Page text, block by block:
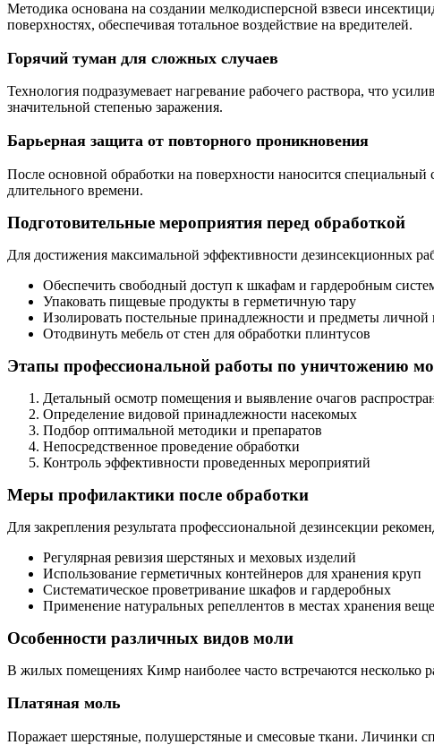
Методика основана на создании мелкодисперсной взвеси
поверхностях, обеспечивая тотальное воздействие на вредителей.
Горячий туман для сложных случаев
Технология подразумевает нагревание рабочего раствора, что
значительной степенью заражения.
Барьерная защита от повторного проникновения
После основной обработки на поверхности наносится
длительного времени.
Подготовительные мероприятия перед обработкой
Для достижения максимальной эффективности дезинсекционных
Обеспечить свободный доступ к шкафам и гардеробным
Упаковать пищевые продукты в герметичную тару
Изолировать постельные принадлежности и предметы личной
Отодвинуть мебель от стен для обработки плинтусов
Этапы профессиональной работы по уничтожению
Детальный осмотр помещения и выявление очагов
Определение видовой принадлежности насекомых
Подбор оптимальной методики и препаратов
Непосредственное проведение обработки
Контроль эффективности проведенных мероприятий
Меры профилактики после обработки
Для закрепления результата профессиональной дезинсекции
Регулярная ревизия шерстяных и меховых изделий
Использование герметичных контейнеров для хранения круп
Систематическое проветривание шкафов и гардеробных
Применение натуральных репеллентов в местах хранения
Особенности различных видов моли
В жилых помещениях Кимр наиболее часто встречаются несколько
Платяная моль
Поражает шерстяные, полушерстяные и смесовые ткани. Личинки